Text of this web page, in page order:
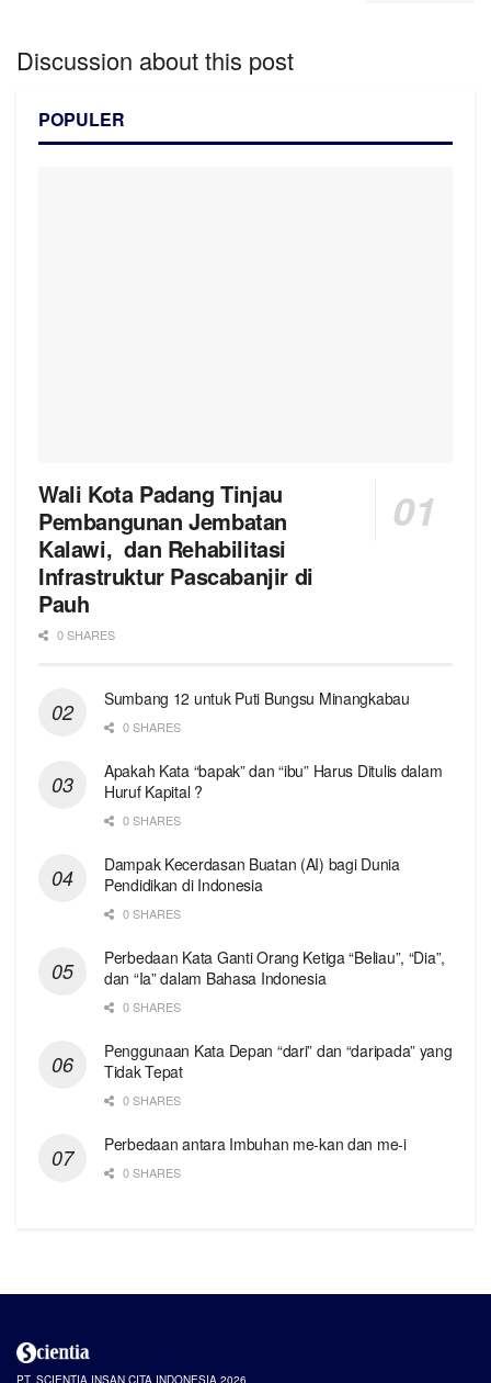
Discussion about this post
POPULER
Wali Kota Padang Tinjau
Pembangunan Jembatan
Kalawi, dan Rehabilitasi
Infrastruktur Pascabanjir di
Pauh
0 SHARES
Sumbang 12 untuk Puti Bungsu Minangkabau
0 SHARES
Apakah Kata “bapak” dan “ibu” Harus Ditulis dalam
Huruf Kapital ?
0 SHARES
Dampak Kecerdasan Buatan (AI) bagi Dunia
Pendidikan di Indonesia
0 SHARES
Perbedaan Kata Ganti Orang Ketiga “Beliau”, “Dia”,
dan “Ia” dalam Bahasa Indonesia
0 SHARES
Penggunaan Kata Depan “dari” dan “daripada” yang
Tidak Tepat
0 SHARES
Perbedaan antara Imbuhan me-kan dan me-i
0 SHARES
PT. SCIENTIA INSAN CITA INDONESIA 2026